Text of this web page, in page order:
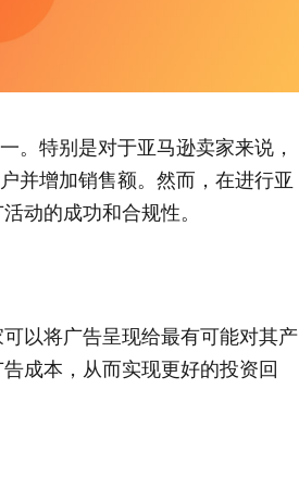
。特别是对于亚马逊卖家来说，
并增加销售额。然而，在进行亚
动的成功和合规性。
以将广告呈现给最有可能对其产
成本，从而实现更好的投资回